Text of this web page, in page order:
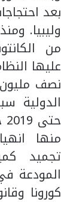
بعد
وليبيا.
من
عليها
نصف مليون
الدولية
منها
تجميد
المودعة
كورونا